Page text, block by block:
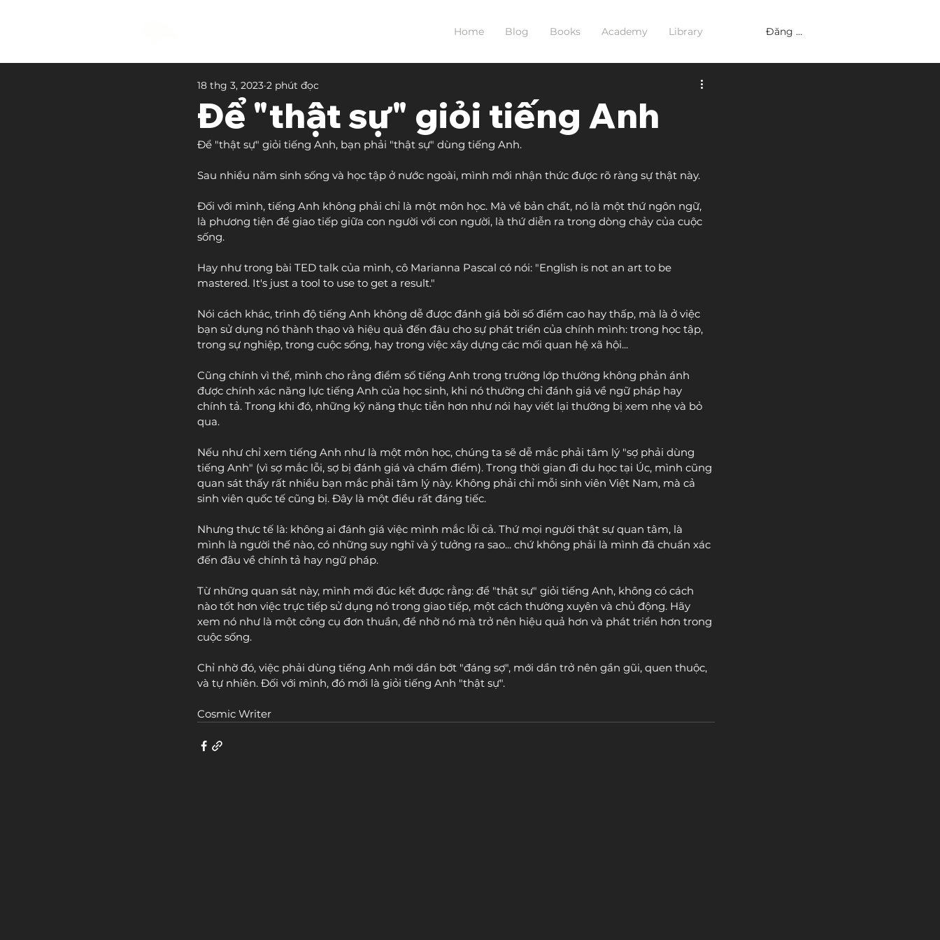
Home Blog Books Academy Library Đăng nhập
Để "thật sự" giỏi tiếng Anh
18 thg 3, 2023 2 phút đọc
Để "thật sự" giỏi tiếng Anh, bạn phải "thật sự" dùng tiếng Anh.
Sau nhiều năm sinh sống và học tập ở nước ngoài, mình mới nhận thức được rõ ràng sự thật này.
Đối với mình, tiếng Anh không phải chỉ là một môn học. Mà về bản chất, nó là một thứ ngôn ngữ,
là phương tiện để giao tiếp giữa con người với con người, là thứ diễn ra trong dòng chảy của cuộc
sống.
Hay như trong bài TED talk của mình, cô Marianna Pascal có nói: "English is not an art to be
mastered. It's just a tool to use to get a result."
Nói cách khác, trình độ tiếng Anh không dễ được đánh giá bởi số điểm cao hay thấp, mà là ở việc
bạn sử dụng nó thành thạo và hiệu quả đến đâu cho sự phát triển của chính mình: trong học tập,
trong sự nghiệp, trong cuộc sống, hay trong việc xây dựng các mối quan hệ xã hội...
Cũng chính vì thế, mình cho rằng điểm số tiếng Anh trong trường lớp thường không phản ánh
được chính xác năng lực tiếng Anh của học sinh, khi nó thường chỉ đánh giá về ngữ pháp hay
chính tả. Trong khi đó, những kỹ năng thực tiễn hơn như nói hay viết lại thường bị xem nhẹ và bỏ
qua.
Nếu như chỉ xem tiếng Anh như là một môn học, chúng ta sẽ dễ mắc phải tâm lý "sợ phải dùng
tiếng Anh" (vì sợ mắc lỗi, sợ bị đánh giá và chấm điểm). Trong thời gian đi du học tại Úc, mình cũng
quan sát thấy rất nhiều bạn mắc phải tâm lý này. Không phải chỉ mỗi sinh viên Việt Nam, mà cả
sinh viên quốc tế cũng bị. Đây là một điều rất đáng tiếc.
Nhưng thực tế là: không ai đánh giá việc mình mắc lỗi cả. Thứ mọi người thật sự quan tâm, là
mình là người thế nào, có những suy nghĩ và ý tưởng ra sao... chứ không phải là mình đã chuẩn xác
đến đâu về chính tả hay ngữ pháp.
Từ những quan sát này, mình mới đúc kết được rằng: để "thật sự" giỏi tiếng Anh, không có cách
nào tốt hơn việc trực tiếp sử dụng nó trong giao tiếp, một cách thường xuyên và chủ động. Hãy
xem nó như là một công cụ đơn thuần, để nhờ nó mà trở nên hiệu quả hơn và phát triển hơn trong
cuộc sống.
Chỉ nhờ đó, việc phải dùng tiếng Anh mới dần bớt "đáng sợ", mới dần trở nên gần gũi, quen thuộc,
và tự nhiên. Đối với mình, đó mới là giỏi tiếng Anh "thật sự".
Cosmic Writer